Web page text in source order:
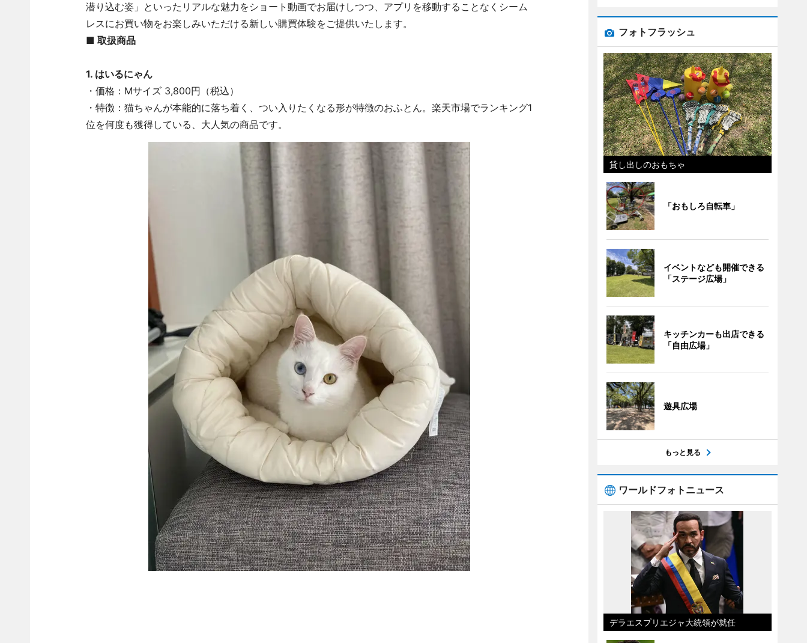
潜り込む姿」といったリアルな魅力をショート動画でお届けしつつ、アプリを移動することなくシーム
レスにお買い物をお楽しみいただける新しい購買体験をご提供いたします。
■ 取扱商品
1. はいるにゃん
・価格：Mサイズ 3,800円（税込）
・特徴：猫ちゃんが本能的に落ち着く、つい入りたくなる形が特徴のおふとん。楽天市場でランキング1
位を何度も獲得している、大人気の商品です。
フォトフラッシュ
貸し出しのおもちゃ
「おもしろ自転車」
イベントなども開催できる
「ステージ広場」
キッチンカーも出店できる
「自由広場」
遊具広場
もっと見る
ワールドフォトニュース
デラエスプリエジャ大統領が就任